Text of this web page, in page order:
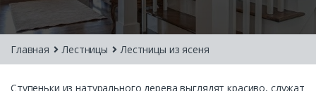
Главная Лестницы Лестницы из ясеня
Ступеньки из натурального дерева выглядят красиво, служат